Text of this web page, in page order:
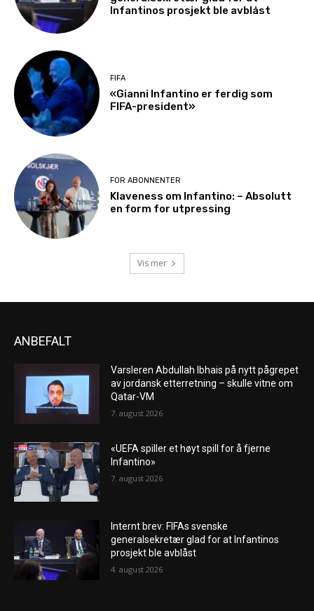
Infantinos prosjekt ble avblåst
FIFA
«Gianni Infantino er ferdig som
FIFA-president»
FOR ABONNENTER
Klaveness om Infantino: – Absolutt
en form for utpressing
Vis mer
ANBEFALT
Varsleren Abdullah Ibhais på nytt pågrepet
av jordansk etterretning – skulle vitne om
Qatar-VM
7. august 2026
«UEFA spiller et høyt spill for å fjerne
Infantino»
7. august 2026
Internt brev: FIFAs svenske
generalsekretær glad for at Infantinos
prosjekt ble avblåst
4. august 2026